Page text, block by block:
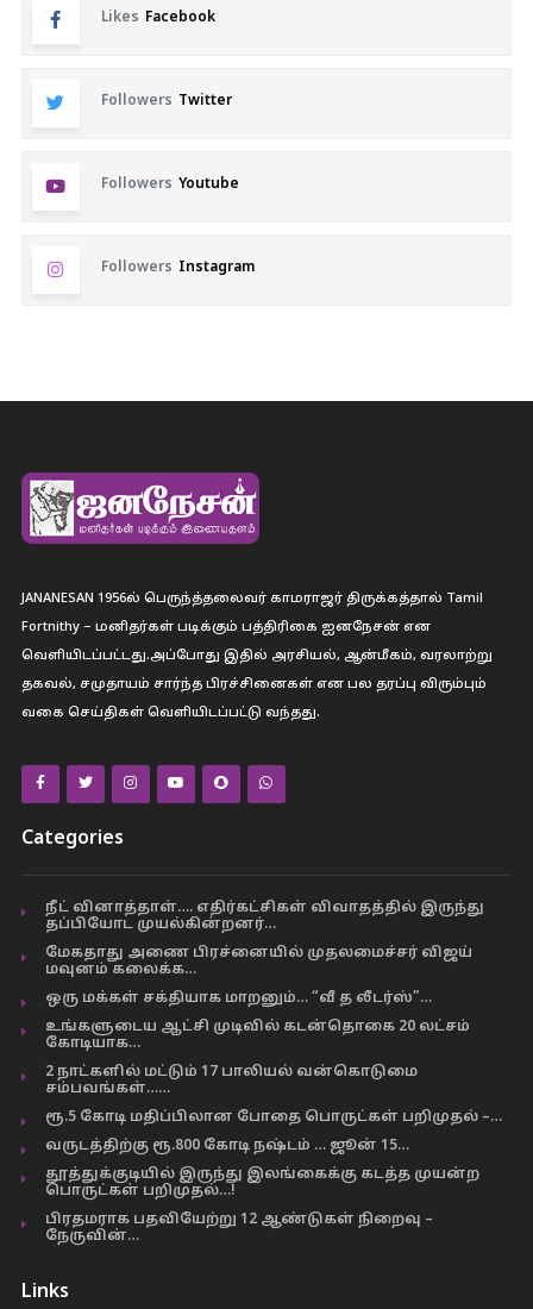
Likes Facebook
Followers Twitter
Followers Youtube
Followers Instagram
JANANESAN 1956ல் பெருந்த்தலைவர் காமராஜர் திருக்கத்தால் Tamil
Fortnithy – மனிதர்கள் படிக்கும் பத்திரிகை ஐனநேசன் என
வெளியிடப்பட்டது.அப்போது இதில் அரசியல், ஆன்மீகம், வரலாற்று
தகவல், சமுதாயம் சார்ந்த பிரச்சினைகள் என பல தரப்பு விரும்பும்
வகை செய்திகள் வெளியிடப்பட்டு வந்தது.
Categories
நீட் வினாத்தாள்…. எதிர்கட்சிகள் விவாதத்தில் இருந்து
தப்பியோட முயல்கின்றனர்…
மேகதாது அணை பிரச்னையில் முதலமைச்சர் விஜய்
மவுனம் கலைக்க…
ஒரு மக்கள் சக்தியாக மாறனும்… “வீ த லீடர்ஸ்”…
உங்களுடைய ஆட்சி முடிவில் கடன்தொகை 20 லட்சம்
கோடியாக…
2 நாட்களில் மட்டும் 17 பாலியல் வன்கொடுமை
சம்பவங்கள்……
ரூ.5 கோடி மதிப்பிலான போதை பொருட்கள் பறிமுதல் –…
வருடத்திற்கு ரூ.800 கோடி நஷ்டம் … ஜூன் 15…
தூத்துக்குடியில் இருந்து இலங்கைக்கு கடத்த முயன்ற
பொருட்கள் பறிமுதல்…!
பிரதமராக பதவியேற்று 12 ஆண்டுகள் நிறைவு –
நேருவின்…
Links